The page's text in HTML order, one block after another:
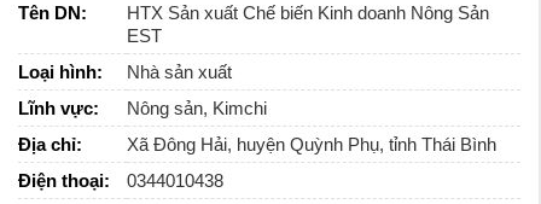
Tên DN:
HTX Sản xuất Chế biến Kinh doanh Nông Sản
EST
Loại hình:
Nhà sản xuất
Lĩnh vực:
Nông sản, Kimchi
Địa chỉ:
Xã Đông Hải, huyện Quỳnh Phụ, tỉnh Thái Bình
Điện thoại:
0344010438